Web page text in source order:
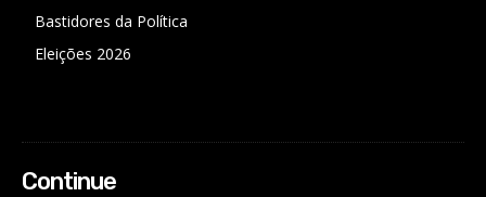
Bastidores da Política
Eleições 2026
Continue